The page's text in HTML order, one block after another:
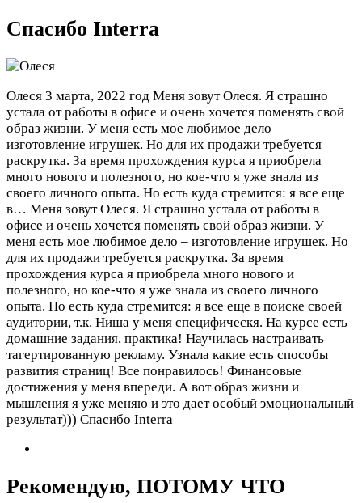
Спасибо Interra
Олеся 3 марта, 2022 год Меня зовут Олеся. Я страшно
устала от работы в офисе и очень хочется поменять свой
образ жизни. У меня есть мое любимое дело –
изготовление игрушек. Но для их продажи требуется
раскрутка. За время прохождения курса я приобрела
много нового и полезного, но кое-что я уже знала из
своего личного опыта. Но есть куда стремится: я все еще
в… Меня зовут Олеся. Я страшно устала от работы в
офисе и очень хочется поменять свой образ жизни. У
меня есть мое любимое дело – изготовление игрушек. Но
для их продажи требуется раскрутка. За время
прохождения курса я приобрела много нового и
полезного, но кое-что я уже знала из своего личного
опыта. Но есть куда стремится: я все еще в поиске своей
аудитории, т.к. Ниша у меня специфическя. На курсе есть
домашние задания, практика! Научилась настраивать
тагертированную рекламу. Узнала какие есть способы
развития страниц! Все понравилось! Финансовые
достижения у меня впереди. А вот образ жизни и
мышления я уже меняю и это дает особый эмоциональный
результат))) Спасибо Interra
Рекомендую, ПОТОМУ ЧТО